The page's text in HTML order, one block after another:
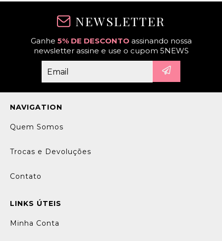
NEWSLETTER
Ganhe 5% DE DESCONTOassinando nossa
newsletter assine e use o cupom 5NEWS
NAVIGATION
Quem Somos
Trocas e Devoluções
Contato
LINKS ÚTEIS
Minha Conta